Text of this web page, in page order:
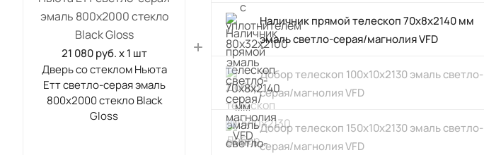
21 080 руб. x 1 шт
Дверь со стеклом Ньюта
Етт светло-серая эмаль
800х2000 стекло Black
Gloss
Наличник прямой телескоп 70x8x2140 мм
эмаль светло-серая/магнолия VFD
Добор телескоп 100х10х2130 эмаль светло-
серая/магнолия VFD
Добор телескоп 150х10х2130 эмаль светло-
серая/магнолия VFD